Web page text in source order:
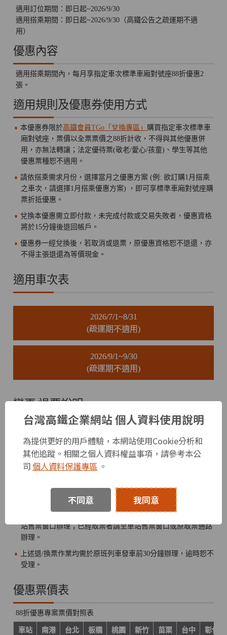
適用訂位期間：即日起~2026/9/30
適用搭乘期間：即日起~2026/9/30（高鐵公告之疏運期不適
用）
優惠內容
適用搭乘期間內，每月享指定車次標準車廂對號座88折優惠2
張。
適用規則及優惠券使用方式
本優惠券限於高鐵會員TGo「兌換專區」 購買指定車次標準車
廂對號座，票價以全票票價之88折計收，不得與其他優惠併
用，亦無法轉讓；法定優待票(敬老/愛心/孩童)、學生等其他
優惠票種恕不適用。
請依搭乘需求月份，選擇當月之優惠方案 (例: 欲訂購1月搭乘
之車次，請選擇1月搭乘優惠方案) ，即可享標準車廂對號座購
票折抵優惠。
兌換本優惠需立即付款，未完成付款或交易失敗者，優惠資格
將於15分鐘後退回帳戶。
優惠券一經兌換後，若取消或退票，原優惠資格恕不退還，亦
不得主張退還為等價現金。
適用車次表
2026/7/1~8/31
(疏運期不適用)
2026/9/1~9/30
(疏運期不適用)
變更/退票說明
持本專案兌換之車票，可免費變更該票面優惠活動名稱之適用
日期及車次乙次，需全數車票一併變更。變更非指定車次將不
適用原優惠，其票價多退少補，退票則需收取20元手續費，原
優惠資格恕不退還。
票>車票記錄」或至車站售票窗口辦理；已取票者請至車站售
尚未取票欲退票者請至TGo會員專區、T-EX行動購票App與車
站售票窗口辦理；已經取票者請至車站售票窗口或原取票通路
辦理。
上述退/換票作業均需於原班列車發車前30分鐘辦理，逾時恕不
受理。
優惠票價表
88折優惠專案票價對照表
車站 南港 台北 板橋 桃園 新竹 苗栗 台中 彰化
台灣高鐵企業網站 個人資料使用說明
為提供更好的用戶體驗，本網站使用Cookie分析和
其他追蹤。相關之個人資料權益事項，請參考本公
司個人資料保護專區 。
不同意 我同意